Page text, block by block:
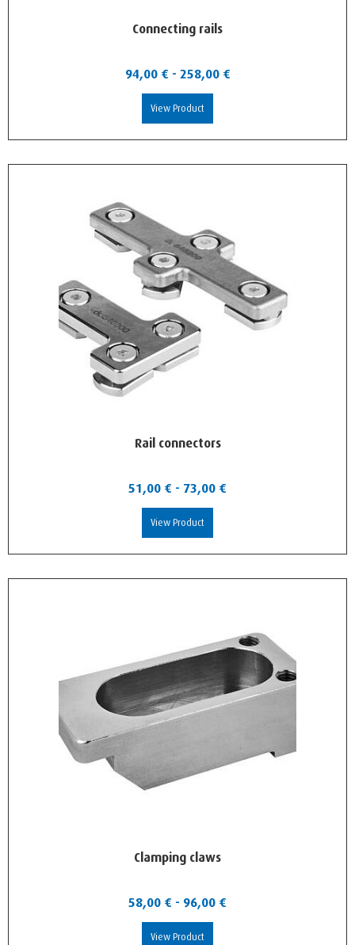
Connecting rails
94,00 € - 258,00 €
View Product
Rail connectors
51,00 € - 73,00 €
View Product
Clamping claws
58,00 € - 96,00 €
View Product